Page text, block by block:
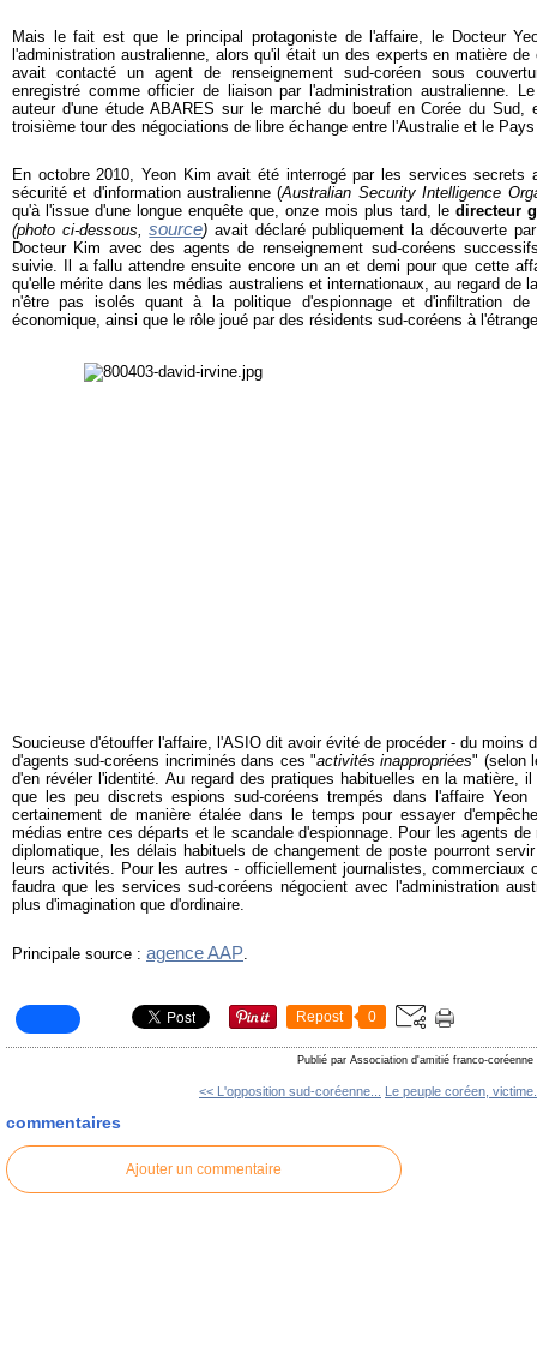
Mais le fait est que le principal protagoniste de l'affaire, le Docteur
l'administration australienne, alors qu'il était un des experts en matière
avait contacté un agent de renseignement sud-coréen sous
enregistré comme officier de liaison par l'administration australienne.
auteur d'une étude ABARES sur le marché du boeuf en Corée du
troisième tour des négociations de libre échange entre l'Australie et le
En octobre 2010, Yeon Kim avait été interrogé par les services secrets
sécurité et d'information australienne (Australian Security Intelligence
qu'à l'issue d'une longue enquête que, onze mois plus tard, le directeur
(photo ci-dessous,source) avait déclaré publiquement la découverte
Docteur Kim avec des agents de renseignement sud-coréens
suivie. Il a fallu attendre ensuite encore un an et demi pour que cette
qu'elle mérite dans les médias australiens et internationaux, au regard de
n'être pas isolés quant à la politique d'espionnage et d'infiltration
économique, ainsi que le rôle joué par des résidents sud-coréens à
Soucieuse d'étouffer l'affaire, l'ASIO dit avoir évité de procéder - du moins
d'agents sud-coréens incriminés dans ces "activités inappropriées" (selon
d'en révéler l'identité. Au regard des pratiques habituelles en la matière,
que les peu discrets espions sud-coréens trempés dans l'affaire Yeon
certainement de manière étalée dans le temps pour essayer
médias entre ces départs et le scandale d'espionnage. Pour les agents
diplomatique, les délais habituels de changement de poste pourront
leurs activités. Pour les autres - officiellement journalistes, commerciaux
faudra que les services sud-coréens négocient avec l'administration
plus d'imagination que d'ordinaire.
Principale source : agence AAP.
Repost 0
Publié par Association d'amitié franco-coréenne
<< L'opposition sud-coréenne... Le peuple coréen,
commentaires
Ajouter un commentaire